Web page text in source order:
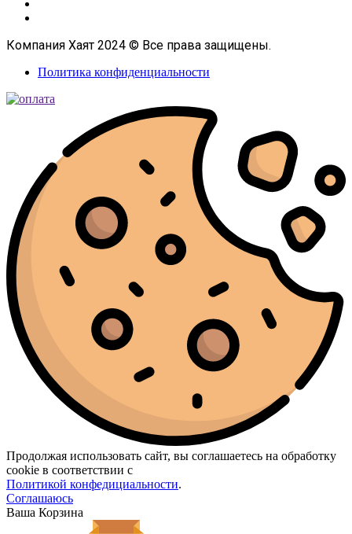
Компания Хаят 2024 © Все права защищены.
Политика конфиденциальности
Продолжая использовать сайт, вы соглашаетесь на обработку
cookie в соответствии с
Политикой конфедициальности.
Соглашаюсь
Ваша Корзина